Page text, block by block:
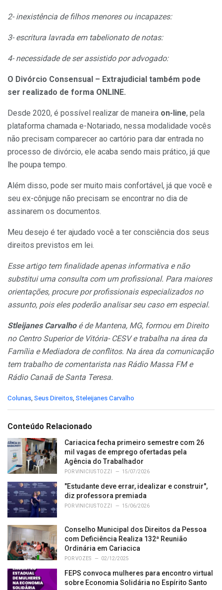
2- inexistência de filhos menores ou incapazes:
3- escritura lavrada em tabelionato de notas:
4- necessidade de ser assistido por advogado:
O Divórcio Consensual – Extrajudicial também pode
ser realizado de forma ONLINE.
Desde 2020, é possível realizar de maneira on-line, pela
plataforma chamada e-Notariado, nessa modalidade vocês
não precisam comparecer ao cartório para dar entrada no
processo de divórcio, ele acaba sendo mais prático, já que
lhe poupa tempo.
Além disso, pode ser muito mais confortável, já que você e
seu ex-cônjuge não precisam se encontrar no dia de
assinarem os documentos.
Meu desejo é ter ajudado você a ter consciência dos seus
direitos previstos em lei.
Esse artigo tem finalidade apenas informativa e não
substitui uma consulta com um profissional. Para maiores
orientações, procure por profissionais especializados no
assunto, pois eles poderão analisar seu caso em especial.
Stleijanes Carvalhoé de Mantena, MG, formou em Direito
no Centro Superior de Vitória- CESV e trabalha na área da
Família e Mediadora de conflitos. Na área da comunicação
tem trabalho de comentarista nas Rádio Massa FM e
Rádio Canaã de Santa Teresa.
C
e
o
e
:
Colunas Seus Direitos Steleijanes Carvalho
Conteúdo Relacionado
Cariacica fecha primeiro semestre com 26
mil vagas de emprego ofertadas pela
Agência do Trabalhador
PORVINICIUS TOZZI 15/07/2026
"Estudante deve errar, idealizar e construir",
diz professora premiada
PORVINICIUS TOZZI 15/06/2026
Conselho Municipal dos Direitos da Pessoa
com Deficiência Realiza 132ª Reunião
Ordinária em Cariacica
PORVOZES 02/12/2025
FEPS convoca mulheres para encontro virtual
sobre Economia Solidária no Espírito Santo